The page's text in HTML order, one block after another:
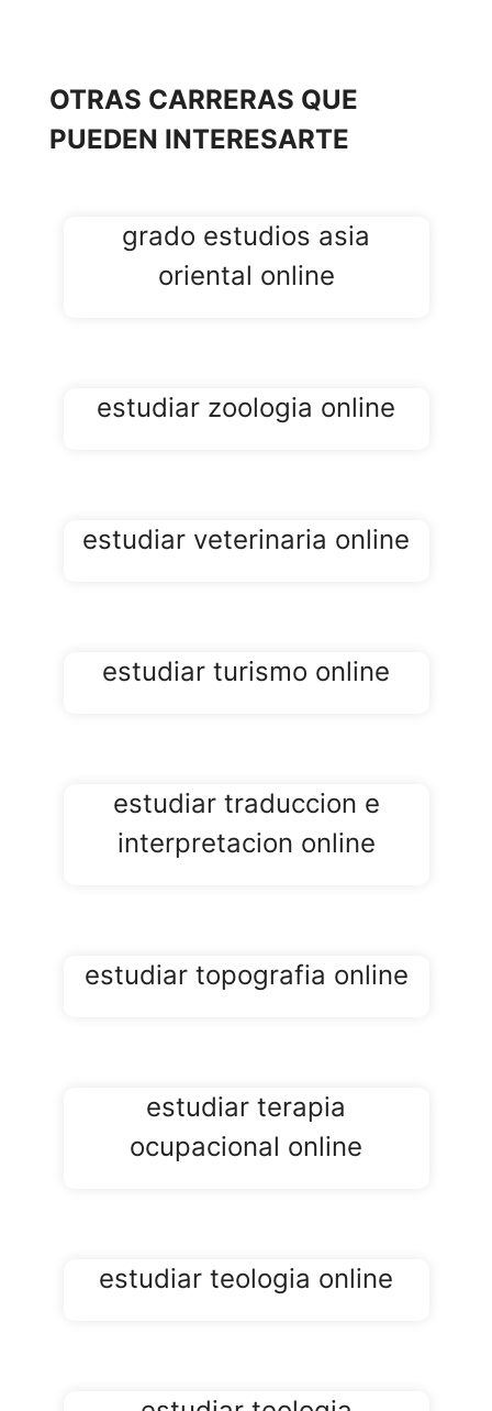
OTRAS CARRERAS QUE
PUEDEN INTERESARTE
grado estudios asia
oriental online
estudiar zoologia online
estudiar veterinaria online
estudiar turismo online
estudiar traduccion e
interpretacion online
estudiar topografia online
estudiar terapia
ocupacional online
estudiar teologia online